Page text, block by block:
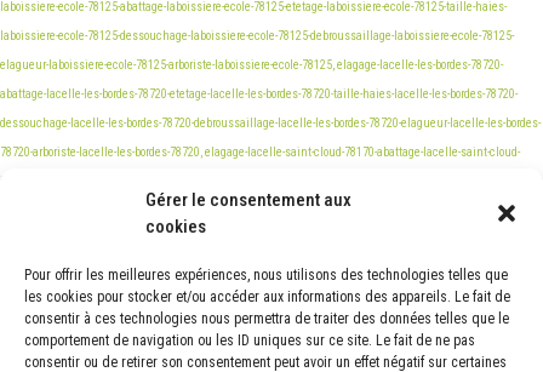
Gérer le consentement aux
cookies
Pour offrir les meilleures expériences, nous utilisons des technologies telles que
les cookies pour stocker et/ou accéder aux informations des appareils. Le fait de
consentir à ces technologies nous permettra de traiter des données telles que le
comportement de navigation ou les ID uniques sur ce site. Le fait de ne pas
consentir ou de retirer son consentement peut avoir un effet négatif sur certaines